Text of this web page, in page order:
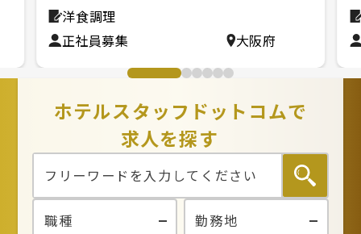
洋食調理
正社員募集
大阪府
ホテルスタッフドットコムで
求人を探す